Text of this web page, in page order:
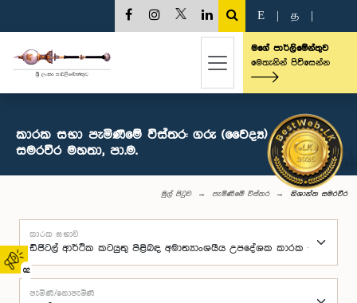
02
E த
මගේ පාර්ලිමේන්තුව
මෙතැනින් පිවිසෙන්න
කාරක සභා පැමිණීමේ විස්තර: ගරු (වෛද්‍ය) නිශාන්ත
සමරවීර මහතා, පා.ම.
මුල් පිටුව පැමිණීමේ විස්තර නිශාන්ත සමරවීර
කාරක සභාව
පැමිණි/නොපැමිණි